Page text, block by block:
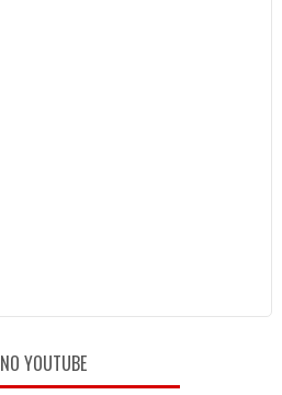
NO YOUTUBE